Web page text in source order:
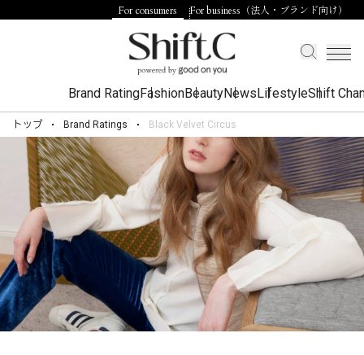
For consumers For business（法人・ブランド向け）
Brand RatingFashionBeautyNewsLifestyleShift
トップ Brand Ratings Black Velvet Circus